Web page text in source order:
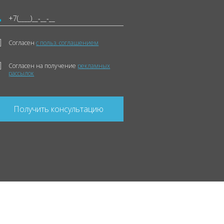
Согласенс польз. соглашением
Согласен на получение рекламных
рассылок
Получить консультацию